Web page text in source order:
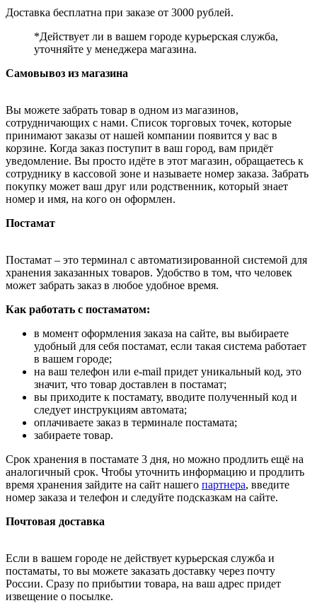
Доставка бесплатна при заказе от 3000 рублей.
*Действует ли в вашем городе курьерская служба,
уточняйте у менеджера магазина.
Самовывоз из магазина
Вы можете забрать товар в одном из магазинов,
сотрудничающих с нами. Список торговых точек, которые
принимают заказы от нашей компании появится у вас в
корзине. Когда заказ поступит в ваш город, вам придёт
уведомление. Вы просто идёте в этот магазин, обращаетесь к
сотруднику в кассовой зоне и называете номер заказа. Забрать
покупку может ваш друг или родственник, который знает
номер и имя, на кого он оформлен.
Постамат
Постамат – это терминал с автоматизированной системой для
хранения заказанных товаров. Удобство в том, что человек
может забрать заказ в любое удобное время.
Как работать с постаматом:
в момент оформления заказа на сайте, вы выбираете
удобный для себя постамат, если такая система работает
в вашем городе;
на ваш телефон или e-mail придет уникальный код, это
значит, что товар доставлен в постамат;
вы приходите к постамату, вводите полученный код и
следует инструкциям автомата;
оплачиваете заказ в терминале постамата;
забираете товар.
Срок хранения в постамате 3 дня, но можно продлить ещё на
аналогичный срок. Чтобы уточнить информацию и продлить
время хранения зайдите на сайт нашего партнера, введите
номер заказа и телефон и следуйте подсказкам на сайте.
Почтовая доставка
Если в вашем городе не действует курьерская служба и
постаматы, то вы можете заказать доставку через почту
России. Сразу по прибытии товара, на ваш адрес придет
извещение о посылке.